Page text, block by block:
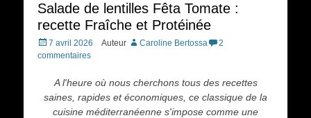
Salade de lentilles Fêta Tomate :
recette Fraîche et Protéinée
Posted
on
7 avril 2026 Auteur Caroline Bertossa
2
commentaires
A l'heure où nous cherchons tous des recettes
saines, rapides et économiques, ce classique de la
cuisine méditerranéenne s'impose comme une